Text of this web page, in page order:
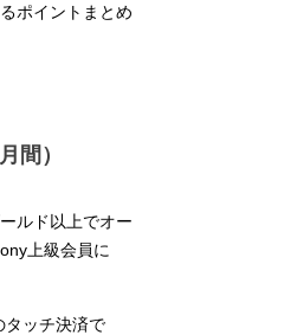
ポイントまとめ
間）
ルド以上でオー
上級会員に
タッチ決済で